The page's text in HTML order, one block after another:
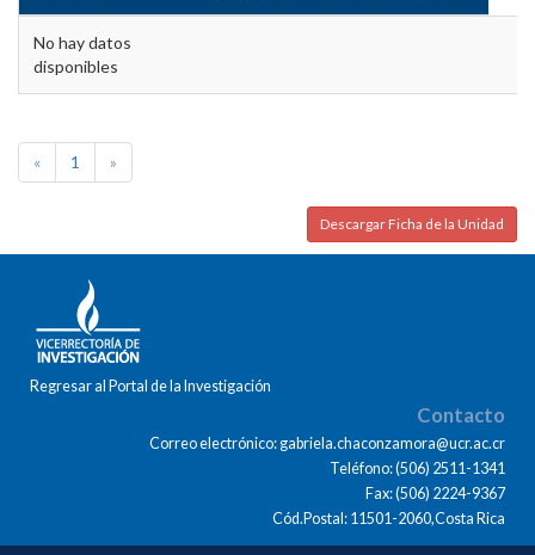
No hay datos
disponibles
« 1 »
Descargar Ficha de la Unidad
Regresar al Portal de la Investigación
Contacto
Correo electrónico: gabriela.chaconzamora@ucr.ac.cr
Teléfono: (506) 2511-1341
Fax: (506) 2224-9367
Cód.Postal: 11501-2060,Costa Rica